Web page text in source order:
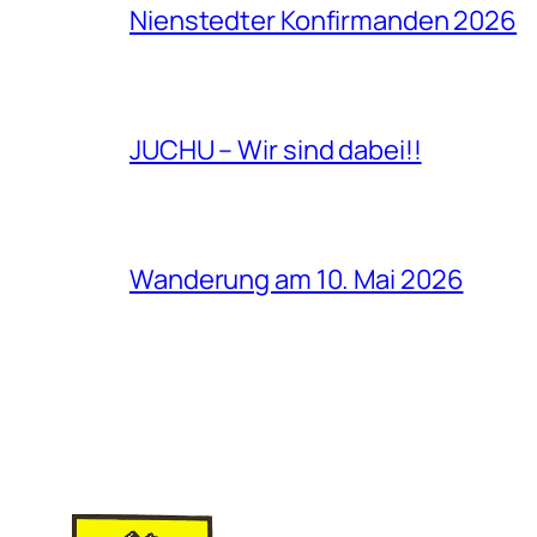
Nienstedter Konfirmanden 2026
JUCHU – Wir sind dabei!!
Wanderung am 10. Mai 2026